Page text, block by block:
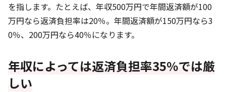
を指します。たとえば、年収500万円で年間返済額が100
万円なら返済負担率は20％。年間返済額が150万円なら3
0％、200万円なら40％になります。
年収によっては返済負担率35％では厳
しい